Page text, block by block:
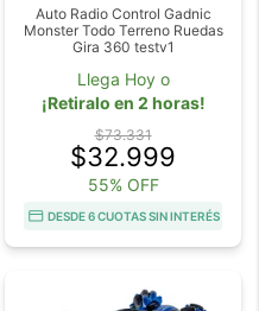
Auto Radio Control Gadnic
Monster Todo Terreno Ruedas
Gira 360 testv1
Llega Hoy o
¡Retiralo en 2 horas!
$73.331
$32.999
55% OFF
DESDE 6 CUOTAS SIN INTERÉS